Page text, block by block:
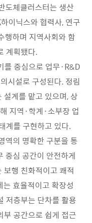
도체클러스터는 생산
이닉스와 협력사, 연구
행하며 지역사회와 함
계획됐다.
를 중심으로 업무·R&D
시설로 구성된다. 정림
계를 맡고 있으며, 상
지역·학계·소부장 업
계를 구현하고 있다.
역의 명확한 구분을 통
중심 공간이 안전하게
행 친화적이고 쾌적
효율적이고 확장성
저층부는 단차를 활용
부 공간으로 쉽게 접근